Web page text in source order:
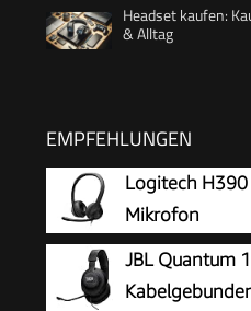
Headset kaufen:
& Alltag
EMPFEHLUNGEN
Logitech
Mikrofon
JBL Quantum